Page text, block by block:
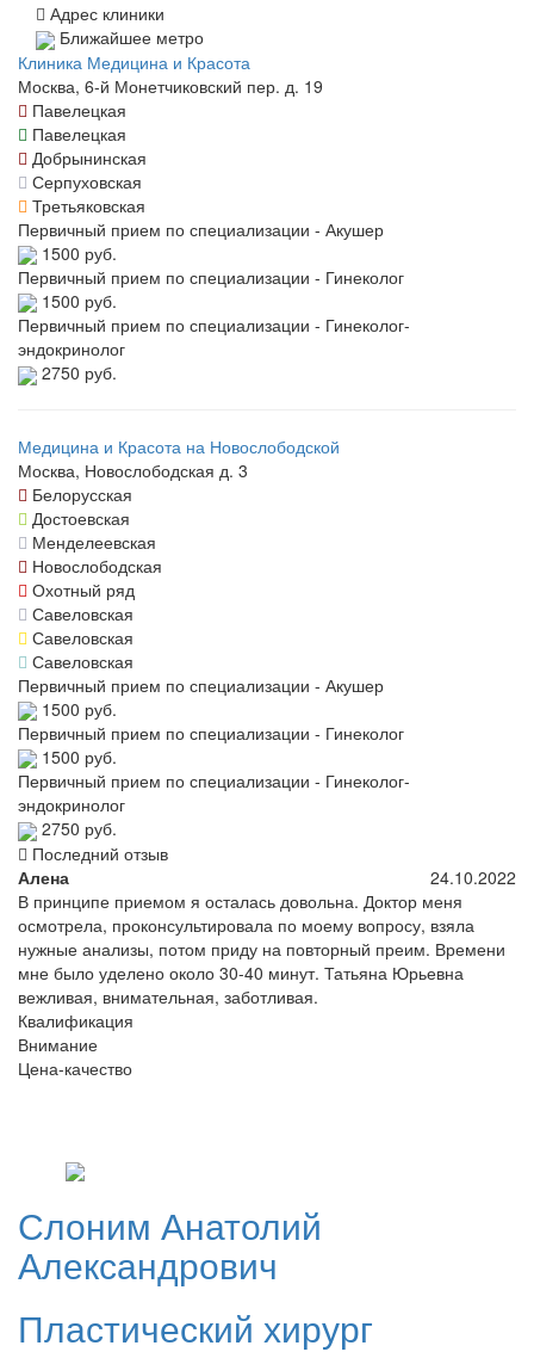
Адрес клиники
Ближайшее метро
Клиника Медицина и Красота
Москва, 6-й Монетчиковский пер. д. 19
Павелецкая
Павелецкая
Добрынинская
Серпуховская
Третьяковская
Первичный прием по специализации - Акушер
1500 руб.
Первичный прием по специализации - Гинеколог
1500 руб.
Первичный прием по специализации - Гинеколог-
эндокринолог
2750 руб.
Медицина и Красота на Новослободской
Москва, Новослободская д. 3
Белорусская
Достоевская
Менделеевская
Новослободская
Охотный ряд
Савеловская
Савеловская
Савеловская
Первичный прием по специализации - Акушер
1500 руб.
Первичный прием по специализации - Гинеколог
1500 руб.
Первичный прием по специализации - Гинеколог-
эндокринолог
2750 руб.
Последний отзыв
Алена
24.10.2022
В принципе приемом я осталась довольна. Доктор меня
осмотрела, проконсультировала по моему вопросу, взяла
нужные анализы, потом приду на повторный преим. Времени
мне было уделено около 30-40 минут. Татьяна Юрьевна
вежливая, внимательная, заботливая.
Квалификация
Внимание
Цена-качество
Слоним Анатолий
Александрович
Пластический хирург